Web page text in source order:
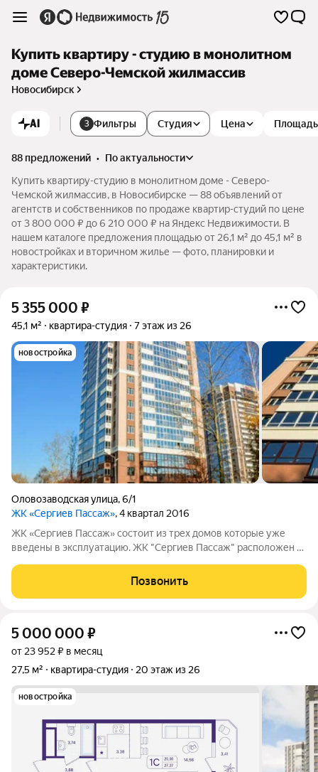
Купить квартиру - студию в монолитном
доме Северо-Чемской жилмассив
Новосибирск
AI 3 Фильтры Студия Цена Площадь
88 предложений •
по актуальности
Купить квартиру-студию в монолитном доме - Северо-
Чемской жилмассив, в Новосибирске — 88 объявлений от
агентств и собственников по продаже квартир-студий по цене
от 3 800 000 ₽ до 6 210 000 ₽ на Яндекс Недвижимости. В
нашем каталоге предложения площадью от 26,1 м² до 45,1 м² в
новостройках и вторичном жилье — фото, планировки и
характеристики.
5 355 000 ₽
45,1 м² квартира-студия 7 этаж из 26
новостройка
Оловозаводская улица,6/1
ЖК «Сергиев Пассаж», 4 квартал 2016
ЖК «Сергиев Пассаж» состоит из трех домов которые уже
введены в эксплуатацию. ЖК "Сергиев Пассаж" расположен в
расположен пляж и парк "Бугринская роща". Развитая
инфраструктура ЖК обусловлена
Позвонить
5 000 000 ₽
от 23 952 ₽ в месяц
27,5 м²
квартира-студия 20 этаж из 26
новостройка